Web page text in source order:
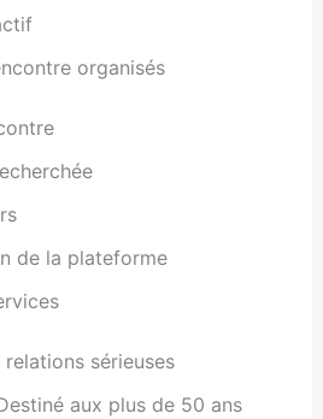
organisés
de la plateforme
sérieuses
aux plus de 50 ans